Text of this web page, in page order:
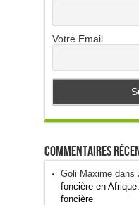
Votre Email
Commentaires
Goli Maximedans
foncière en
foncière